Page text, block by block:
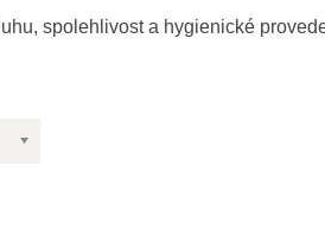
spolehlivost a hygienické